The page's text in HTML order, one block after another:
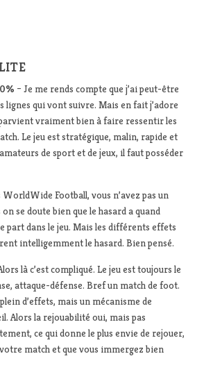
– Je me rends compte que j’ai peut-être
lignes qui vont suivre. Mais en fait j’adore
vraiment bien à faire ressentir les
Le jeu est stratégique, malin, rapide et
de sport et de jeux, il faut posséder
WorldWide Football, vous n’avez pas un
se doute bien que le hasard a quand
part dans le jeu. Mais les différents effets
intelligemment le hasard. Bien pensé.
là c’est compliqué. Le jeu est toujours le
attaque-défense. Bref un match de foot.
d’effets, mais un mécanisme de
Alors la rejouabilité oui, mais pas
ce qui donne le plus envie de rejouer,
votre match et que vous immergez bien